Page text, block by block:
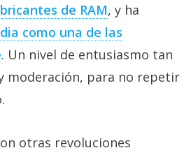
de RAM‎, y ha
como una de las
. Un nivel de entusiasmo tan
moderación, para no repetir
otras revoluciones